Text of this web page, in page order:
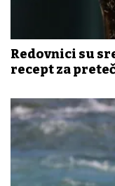
Redovnici su
recept za